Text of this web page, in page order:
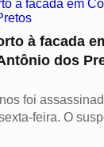
à facada
dos
foi
feira. O